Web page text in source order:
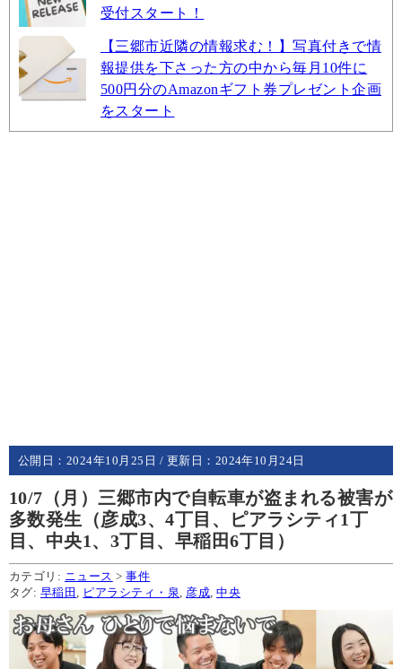
受付スタート！
【三郷市近隣の情報求む！】写真付きで情
報提供を下さった方の中から毎月10件に
500円分のAmazonギフト券プレゼント企画
をスタート
公開日： 2024年10月25日 / 更新日： 2024年10月24日
10/7（月）三郷市内で自転車が盗まれる被害が
多数発生（彦成3、4丁目、ピアラシティ1丁
目、中央1、3丁目、早稲田6丁目）
カテゴリ: ニュース >事件
タグ: 早稲田, ピアラシティ・泉, 彦成,中央